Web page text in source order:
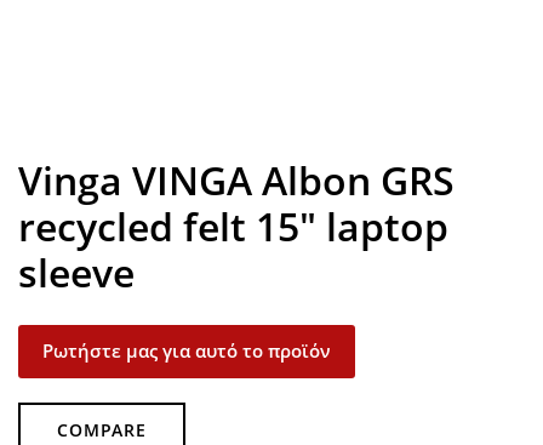
Vinga VINGA Albon GRS
recycled felt 15″ laptop
sleeve
Ρωτήστε μας για αυτό το προϊόν
COMPARE